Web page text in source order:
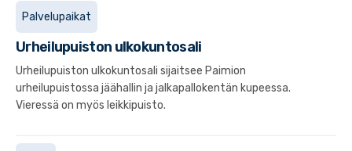
Palvelupaikat
Urheilupuiston ulkokuntosali
Urheilupuiston ulkokuntosali sijaitsee Paimion
urheilupuistossa jäähallin ja jalkapallokentän kupeessa.
Vieressä on myös leikkipuisto.